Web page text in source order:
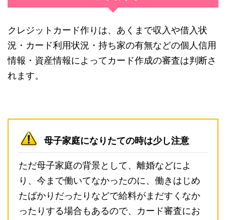
クレジットカード作りは、あくまで収入や借入状
況・カード利用状況・持ち家の有無などの個人信用
情報・資産情報によってカード作成の審査は判断さ
れます。
母子家庭になりたての時は少し注意
ただ母子家庭の背景として、離婚などによ
り、今まで働いてなかったのに、働きはじめ
たばかりだったりなどで給料がまだすくなか
ったりする場合もあるので、カード審査にお